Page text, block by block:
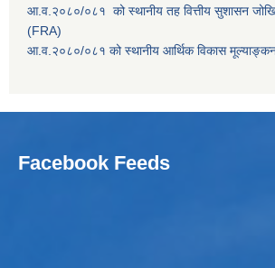
आ.व.२०८०/०८१ को स्थानीय तह वित्तीय सुशासन
(FRA)
आ.व.२०८०/०८१ को स्थानीय आर्थिक विकास
Facebook Feeds